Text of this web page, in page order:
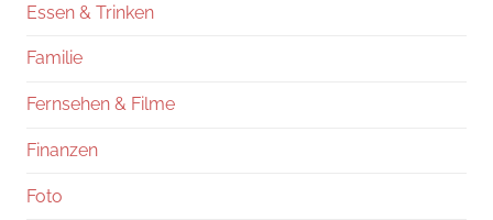
Essen & Trinken
Familie
Fernsehen & Filme
Finanzen
Foto